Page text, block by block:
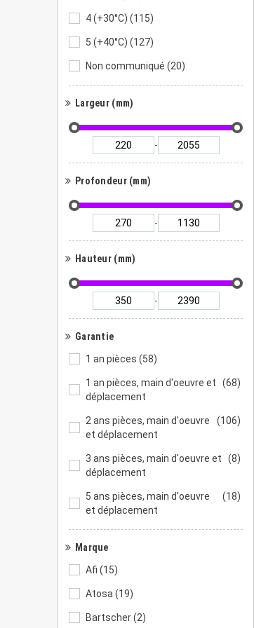
4 (+30°C) (115)
5 (+40°C) (127)
Non communiqué (20)
Largeur (mm)
-
Profondeur (mm)
-
Hauteur (mm)
-
Garantie
1 an pièces (58)
1 an pièces, main d'oeuvre et
déplacement
(68)
2 ans pièces, main d'oeuvre
et déplacement
(106)
3 ans pièces, main d'oeuvre et
déplacement
(8)
5 ans pièces, main d'oeuvre
et déplacement
(18)
Marque
Afi (15)
Atosa(19)
Bartscher(2)